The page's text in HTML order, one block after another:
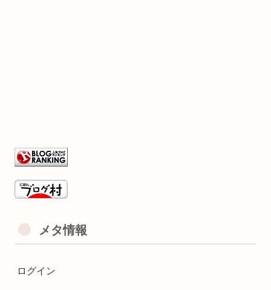
メタ情報
ログイン